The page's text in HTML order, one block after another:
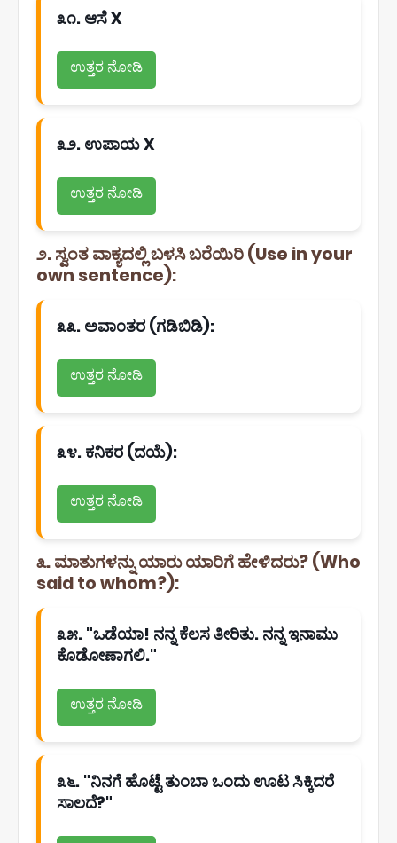
೩೧. ಆಸೆ X
ಉತ್ತರ ನೋಡಿ
೩೨. ಉಪಾಯ X
ಉತ್ತರ ನೋಡಿ
೨. ಸ್ವಂತ ವಾಕ್ಯದಲ್ಲಿ ಬಳಸಿ ಬರೆಯಿರಿ (Use in your
own sentence):
೩೩. ಅವಾಂತರ (ಗಡಿಬಿಡಿ):
ಉತ್ತರ ನೋಡಿ
೩೪. ಕನಿಕರ (ದಯೆ):
ಉತ್ತರ ನೋಡಿ
೩. ಮಾತುಗಳನ್ನು ಯಾರು ಯಾರಿಗೆ ಹೇಳಿದರು? (Who
said to whom?):
೩೫. "ಒಡೆಯಾ! ನನ್ನ ಕೆಲಸ ತೀರಿತು. ನನ್ನ ಇನಾಮು
ಕೊಡೋಣಾಗಲಿ."
ಉತ್ತರ ನೋಡಿ
೩೬. "ನಿನಗೆ ಹೊಟ್ಟೆ ತುಂಬಾ ಒಂದು ಊಟ ಸಿಕ್ಕಿದರೆ
ಸಾಲದೆ?"